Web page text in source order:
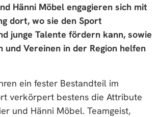
Hänni Möbel engagieren sich mit
dort, wo sie den Sport
junge Talente fördern kann, sowie
und Vereinen in der Region helfen
ein fester Bestandteil im
verkörpert bestens die Attribute
und Hänni Möbel. Teamgeist,